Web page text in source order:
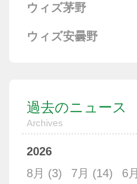
ウィズ茅野
ウィズ安曇野
過去のニュース
Archives
2026
8月 (3) 7月 (14) 6月